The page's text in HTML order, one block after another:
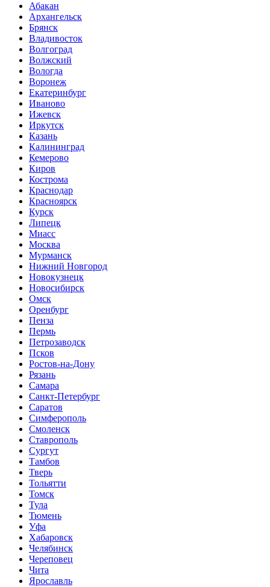
Абакан
Архангельск
Брянск
Владивосток
Волгоград
Волжский
Вологда
Воронеж
Екатеринбург
Иваново
Ижевск
Иркутск
Казань
Калининград
Кемерово
Киров
Кострома
Краснодар
Красноярск
Курск
Липецк
Миасс
Москва
Мурманск
Нижний Новгород
Новокузнецк
Новосибирск
Омск
Оренбург
Пенза
Пермь
Петрозаводск
Псков
Ростов-на-Дону
Рязань
Самара
Санкт-Петербург
Саратов
Симферополь
Смоленск
Ставрополь
Сургут
Тамбов
Тверь
Тольятти
Томск
Тула
Тюмень
Уфа
Хабаровск
Челябинск
Череповец
Чита
Ярославль